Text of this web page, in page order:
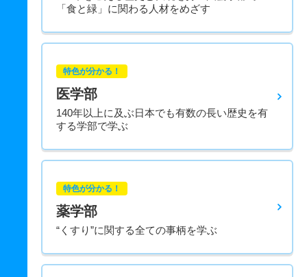
「食と緑」に関わる人材をめざす
特色が分かる！
医学部
140年以上に及ぶ日本でも有数の長い歴史を有
する学部で学ぶ
特色が分かる！
薬学部
“くすり”に関する全ての事柄を学ぶ